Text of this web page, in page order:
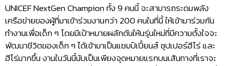
UNICEF NextGen Champion ทั้ง 9 คนนี้ จะสามารถระดมพลัง
เครือข่ายของผู้ที่มาเข้าร่วมงานกว่า 200 คนในที่นี้ ให้เข้ามาร่วมกัน
ทำงานเพื่อเด็ก ๆ โดยมีเป้าหมายผลักดันให้นรุ่นใหม่ที่มีความตั้งใจจะ
พัฒนาชีวิตของเด็ก ๆ ได้เข้ามาเป็นแชมป์เปี้ยนส์ ซุปเปอร์ฮีโร่ และ
ฮีโร่มากขึ้น งานในวันนี้นับเป็นเพียงจุดหมายแรกบนเส้นทางที่เราจะ